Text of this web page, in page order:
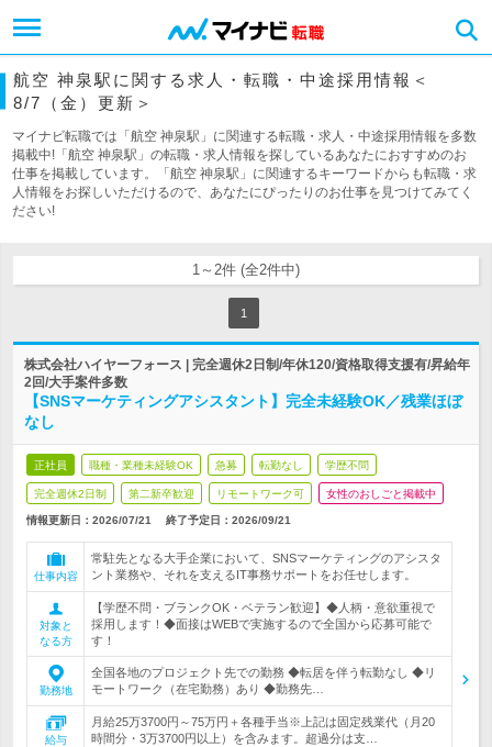
航空 神泉駅に関する求人・転職・中途採用情報＜
8/7（金）更新＞
マイナビ転職では「航空 神泉駅」に関連する転職・求人・中途採用情報を多数
掲載中!「航空 神泉駅」の転職・求人情報を探しているあなたにおすすめのお
仕事を掲載しています。「航空 神泉駅」に関連するキーワードからも転職・求
人情報をお探しいただけるので、あなたにぴったりのお仕事を見つけてみてく
ださい!
1～2件 (全2件中)
1
株式会社ハイヤーフォース | 完全週休2日制/年休120/資格取得支援有/昇給年
2回/大手案件多数
【SNSマーケティングアシスタント】完全未経験OK／残業ほぼ
なし
正社員 職種・業種未経験OK 急募 転勤なし 学歴不問
完全週休2日制 第二新卒歓迎 リモートワーク可 女性のおしごと掲載中
情報更新日：2026/07/21 終了予定日： 2026/09/21
仕事内容
常駐先となる大手企業において、SNSマーケティングのアシスタ
ント業務や、それを支えるIT事務サポートをお任せします。
対象と
なる方
【学歴不問・ブランクOK・ベテラン歓迎】◆人柄・意欲重視で
採用します！◆面接はWEBで実施するので全国から応募可能で
す！
勤務地
全国各地のプロジェクト先での勤務 ◆転居を伴う転勤なし ◆リ
モートワーク（在宅勤務）あり ◆勤務先…
給与
月給25万3700円～75万円＋各種手当※上記は固定残業代（月20
時間分・3万3700円以上）を含みます。超過分は支…